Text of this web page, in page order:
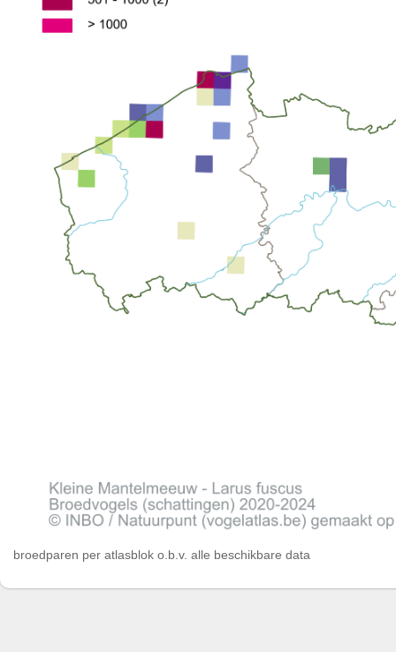
broedparen per atlasblok o.b.v. alle beschikbare data